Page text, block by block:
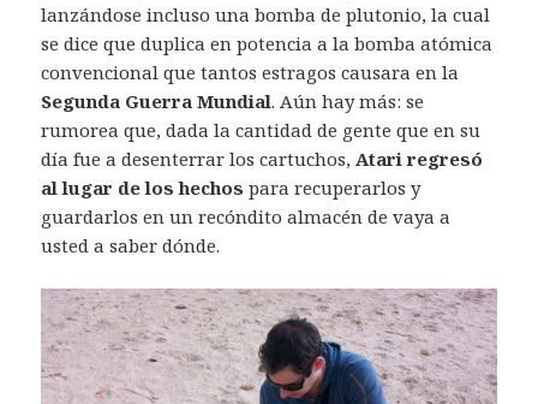
lanzándose incluso una bomba de plutonio, la cual
se dice que duplica en potencia a la bomba atómica
convencional que tantos estragos causara en la
Segunda Guerra Mundial. Aún hay más: se
rumorea que, dada la cantidad de gente que en su
día fue a desenterrar los cartuchos, Atari regresó
al lugar de los hechos para recuperarlos y
guardarlos en un recóndito almacén de vaya a
usted a saber dónde.